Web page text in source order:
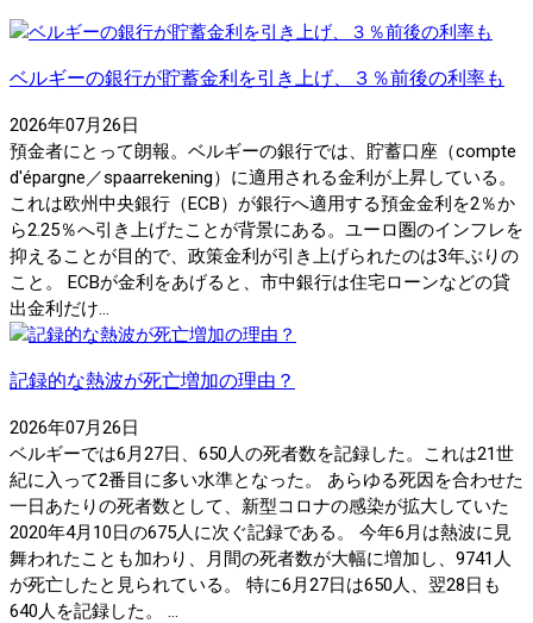
ベルギーの銀行が貯蓄金利を引き上げ、３％前後の利率も
2026年07月26日
預金者にとって朗報。ベルギーの銀行では、貯蓄口座（compte
d'épargne／spaarrekening）に適用される金利が上昇している。
これは欧州中央銀行（ECB）が銀行へ適用する預金金利を2％か
ら2.25％へ引き上げたことが背景にある。ユーロ圏のインフレを
抑えることが目的で、政策金利が引き上げられたのは3年ぶりの
こと。 ECBが金利をあげると、市中銀行は住宅ローンなどの貸
出金利だけ...
記録的な熱波が死亡増加の理由？
2026年07月26日
ベルギーでは6月27日、650人の死者数を記録した。これは21世
紀に入って2番目に多い水準となった。 あらゆる死因を合わせた
一日あたりの死者数として、新型コロナの感染が拡大していた
2020年4月10日の675人に次ぐ記録である。 今年6月は熱波に見
舞われたことも加わり、月間の死者数が大幅に増加し、9741人
が死亡したと見られている。 特に6月27日は650人、翌28日も
640人を記録した。 ...